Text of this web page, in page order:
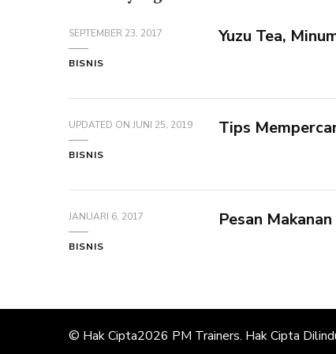
SEPTEMBER 23, 2017
BISNIS
Yuzu Tea,
UPDATED ON JUNI 25, 2019
BISNIS
Tips
JANUARI 6, 2017
BISNIS
Pesan
© Hak Cipta2026 PM Trainers. Hak Cipta